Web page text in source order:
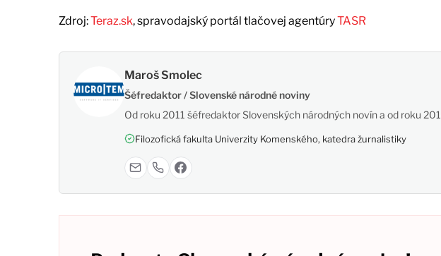
Zdroj:Teraz.sk, spravodajský portál tlačovej agentúryTASR
Maroš Smolec
Šéfredaktor / Slovenské národné noviny
Od roku 2011 šéfredaktor Slovenských národných novín a od roku
Filozofická fakulta Univerzity Komenského, katedra žurnalistiky